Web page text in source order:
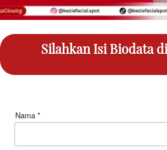
Silahkan Isi Biodata
Nama *